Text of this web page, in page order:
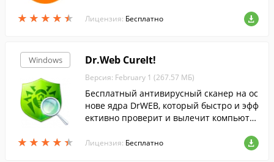
★ ★ ★ ★ ★
★ ★ ★ ★ ★
тевых угроз....
Лицензия: Бесплатно
Windows
★ ★ ★ ★ ★
★ ★ ★ ★ ★
Dr.Web CureIt!
Версия: February 1 (267.57 МБ)
Бесплатный антивирусный сканер на ос
нове ядра DrWEB, который быстро и эфф
ективно проверит и вылечит компьюте
Лицензия: Бесплатно